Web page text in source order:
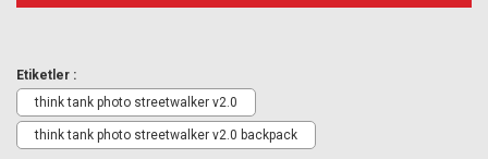
Etiketler :
think tank photo streetwalker v2.0
think tank photo streetwalker v2.0 backpack